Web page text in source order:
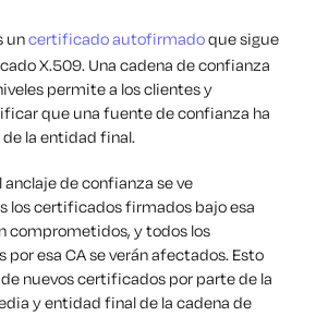
uncertificado autofirmadoque sigue
X.509. Una cadena de confianza
permite a los clientes y
que una fuente de confianza ha
la entidad final.
anclaje de confianza se ve
los certificados firmados bajo esa
comprometidos, y todos los
esa CA se verán afectados. Esto
nuevos certificados por parte de la
y entidad final de la cadena de